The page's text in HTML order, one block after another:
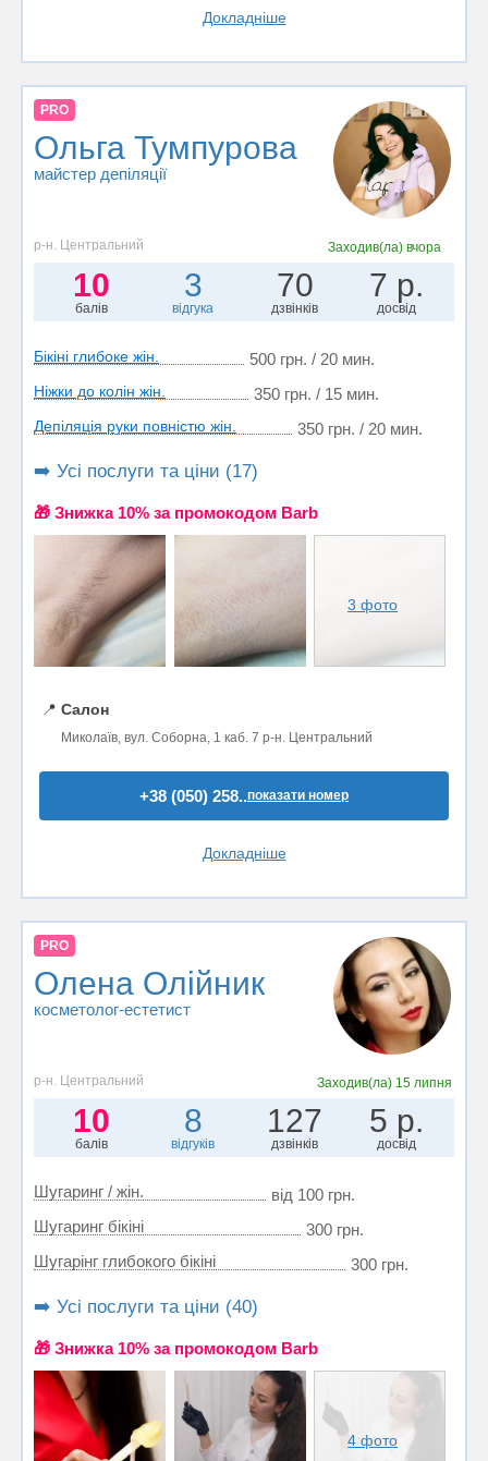
Докладніше
PRO
Ольга Тумпурова
майстер депіляції
р-н. Центральний Заходив(ла) вчора
10
балів
3
відгука
70
дзвінків
7 р.
досвід
Бікіні глибоке жін. 500 грн. / 20 мин.
Ніжки до колін жін. 350 грн. / 15 мин.
Депіляція руки повністю жін. 350 грн. / 20 мин.
➡️ Усі послуги та ціни (17)
🎁 Знижка 10% за промокодом Barb
3 фото
📍 Салон
Миколаїв, вул. Соборна, 1 каб. 7 р-н. Центральний
+38 (050) 258..показати номер
Докладніше
PRO
Олена Олійник
косметолог-естетист
р-н. Центральний Заходив(ла) 15 липня
10
балів
8
відгуків
127
дзвінків
5 р.
досвід
Шугаринг / жін.
від 100 грн.
Шугаринг бікіні
300 грн.
Шугарінг глибокого бікіні
300 грн.
➡️ Усі послуги та ціни (40)
🎁 Знижка 10% за промокодом Barb
4 фото